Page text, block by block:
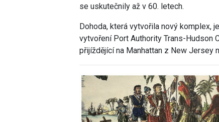
se uskutečnily až v 60. letech.
Dohoda, která vytvořila nový komplex,
vytvoření Port Authority Trans-Hudson
přijíždějící na Manhattan z New Jersey